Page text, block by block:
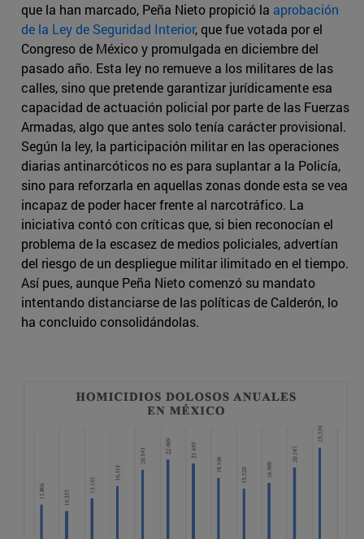
que la han marcado, Peña Nieto propició la aprobación
de la Ley de Seguridad Interior, que fue votada por el
Congreso de México y promulgada en diciembre del
pasado año. Esta ley no remueve a los militares de las
calles, sino que pretende garantizar jurídicamente esa
capacidad de actuación policial por parte de las Fuerzas
Armadas, algo que antes solo tenía carácter provisional.
Según la ley, la participación militar en las operaciones
diarias antinarcóticos no es para suplantar a la Policía,
sino para reforzarla en aquellas zonas donde esta se vea
incapaz de poder hacer frente al narcotráfico. La
iniciativa contó con críticas que, si bien reconocían el
problema de la escasez de medios policiales, advertían
del riesgo de un despliegue militar ilimitado en el tiempo.
Así pues, aunque Peña Nieto comenzó su mandato
intentando distanciarse de las políticas de Calderón, lo
ha concluido consolidándolas.